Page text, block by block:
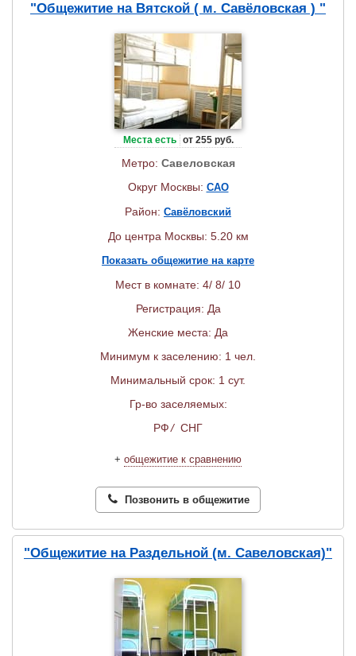
"Общежитие на Вятской ( м. Савёловская ) "
Места есть от 255 руб.
Метро: Савеловская
Округ Москвы: САО
Район: Савёловский
До центра Москвы: 5.20 км
Показать общежитие на карте
Мест в комнате: 4/ 8/ 10
Регистрация: Да
Женские места: Да
Минимум к заселению: 1 чел.
Минимальный срок: 1 сут.
Гр-во заселяемых:
РФ/ СНГ
+ общежитие к сравнению
Позвонить в общежитие
"Общежитие на Раздельной (м. Савеловская)"